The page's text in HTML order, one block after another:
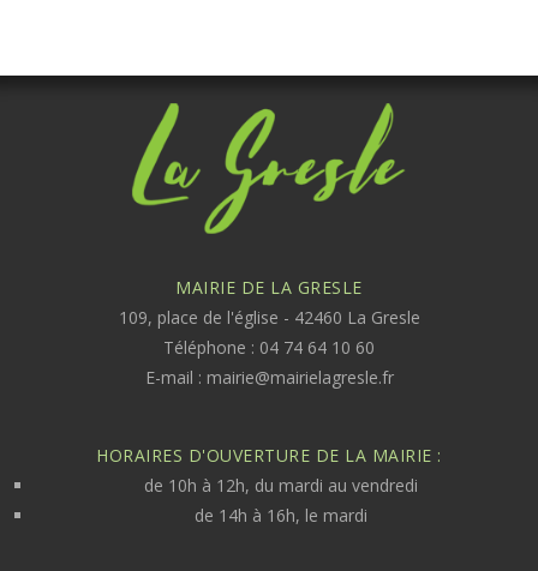
MAIRIE DE LA GRESLE
109, place de l'église - 42460 La Gresle
Téléphone : 04 74 64 10 60
E-mail : mairie@mairielagresle.fr
HORAIRES D'OUVERTURE DE LA MAIRIE :
de 10h à 12h, du mardi au vendredi
de 14h à 16h, le mardi